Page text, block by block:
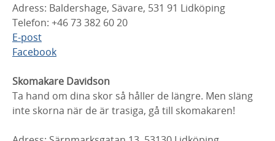
Adress: Baldershage, Sävare, 531 91 Lidköping
Telefon: +46 73 382 60 20
E-post
Facebook
Skomakare Davidson
Ta hand om dina skor så håller de längre. Men släng
inte skorna när de är trasiga, gå till skomakaren!